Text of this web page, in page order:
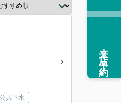
公共下水
来店予約